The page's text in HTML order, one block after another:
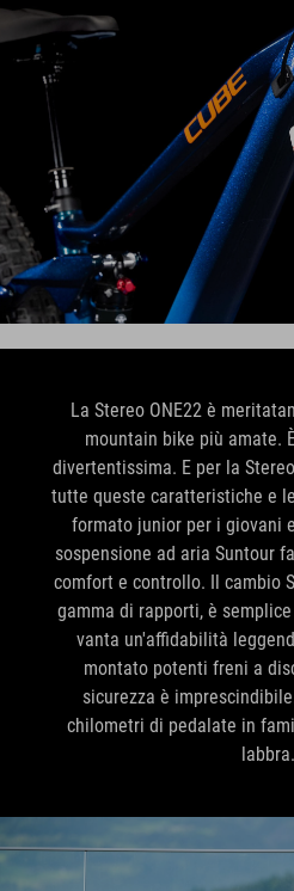
La Stereo ONE22 è
mountain bike più amate.
divertentissima. E per la
tutte queste caratteristiche e
formato junior per i giovani
sospensione ad aria Suntour
comfort e controllo. Il cambio
gamma di rapporti, è
vanta un'affidabilità
montato potenti freni a
sicurezza è
chilometri di pedalate in
labbra.